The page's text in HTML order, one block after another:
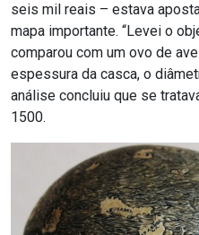
seis mil reais – estava
mapa importante. “Levei o
comparou com um ovo de
espessura da casca, o
análise concluiu que se
1500.